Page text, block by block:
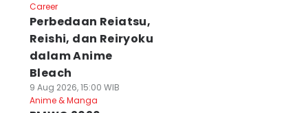
Career
Perbedaan Reiatsu,
Reishi, dan Reiryoku
dalam Anime
Bleach
9 Aug 2026, 15:00 WIB
Anime & Manga